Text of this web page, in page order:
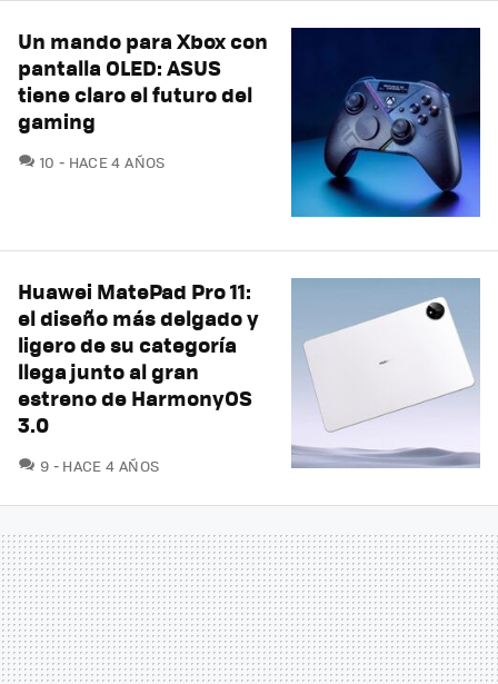
Un mando para Xbox con
pantalla OLED: ASUS
tiene claro el futuro del
gaming
10 COMENTARIOS
HACE 4 AÑOS
Huawei MatePad Pro 11:
el diseño más delgado y
ligero de su categoría
llega junto al gran
estreno de HarmonyOS
3.0
9 COMENTARIOS
HACE 4 AÑOS